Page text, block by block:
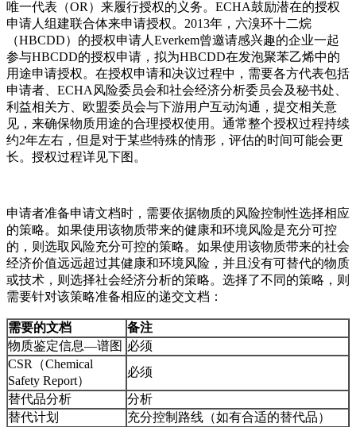
唯一代表（OR）来履行授权的义务。ECHA鼓励潜在的授权
申请人组建联合体来申请授权。2013年，六溴环十二烷
（HBCDD）的授权申请人Everkem曾邀请感兴趣的企业一起
参与HBCDD的授权申请，拟为HBCDD在发泡聚苯乙烯中的
用途申请授权。在授权申请和决议过程中，需要各方代表包括
申请者、ECHA风险委员会和社会经济分析委员会及秘书处、
利益相关方、欧盟委员会与下游用户互动沟通，提交相关意
见，来确保物质用途的合理授权使用。通常整个授权过程持续
约2年左右，但是对于某些特殊的情形，评估的时间可能会更
长。授权过程详见下图。
申请者准备申请文档时，需要依据物质的风险控制性选择相应
的策略。如果使用该物质带来的健康和环境风险是充分可控
的，则选取风险充分可控的策略。如果使用该物质带来的社会
经济价值远远超过其健康和环境风险，并且没有可替代的物质
或技术，则选择社会经济分析的策略。选择了不同的策略，则
需要针对该策略准备相应的递交文档：
需要的文档
备注
物质鉴定信息—谱图 必须
CSR（Chemical
Safety Report）
必须
替代品分析
分析
替代计划
充分控制路线（如有合适的替代品）